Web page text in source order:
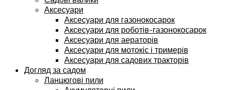
Аксесуари
Аксесуари для газонокосарок
Аксесуари для роботів-газонокосарок
Аксесуари для аераторів
Аксесуари для мотокіс і тримерів
Аксесуари для садових тракторів
Догляд за садом
Ланцюгові пили